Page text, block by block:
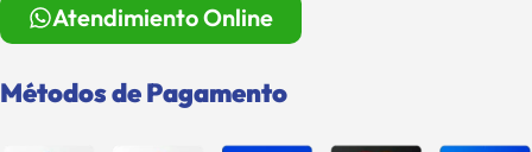
Atendimiento Online
Métodos de Pagamento